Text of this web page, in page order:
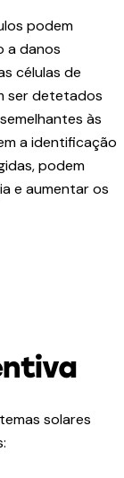
podem
a danos
células de
ser detetados
às
a identificação
podem
e aumentar os
solares